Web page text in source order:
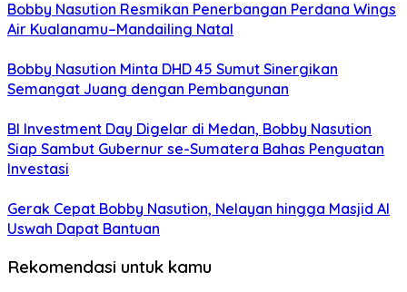
Bobby Nasution Resmikan Penerbangan Perdana Wings
Air Kualanamu–Mandailing Natal
Bobby Nasution Minta DHD 45 Sumut Sinergikan
Semangat Juang dengan Pembangunan
BI Investment Day Digelar di Medan, Bobby Nasution
Siap Sambut Gubernur se-Sumatera Bahas Penguatan
Investasi
Gerak Cepat Bobby Nasution, Nelayan hingga Masjid Al
Uswah Dapat Bantuan
Rekomendasi untuk kamu